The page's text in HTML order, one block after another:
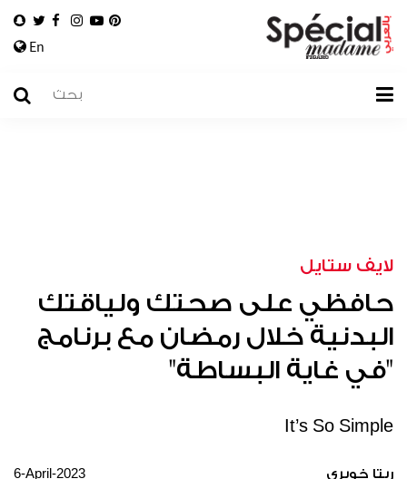
En
لايف ستايل
حافظي على صحتك ولياقتك
البدنية خلال رمضان مع برنامج
"في غاية البساطة"
It’s So Simple
ريتا خويري 6-April-2023